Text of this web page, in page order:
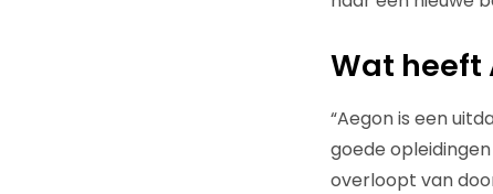
Wat heeft
“Aegon is een
goede
overloopt van